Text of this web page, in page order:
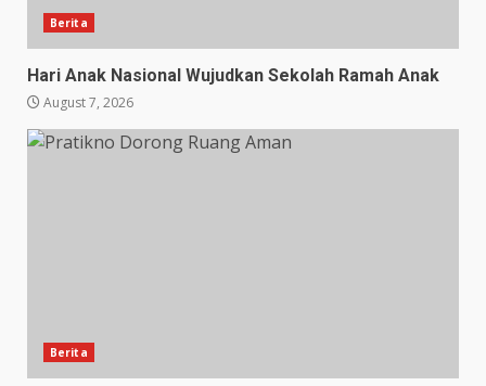
Berita
Hari Anak Nasional Wujudkan Sekolah Ramah Anak
August 7, 2026
Berita